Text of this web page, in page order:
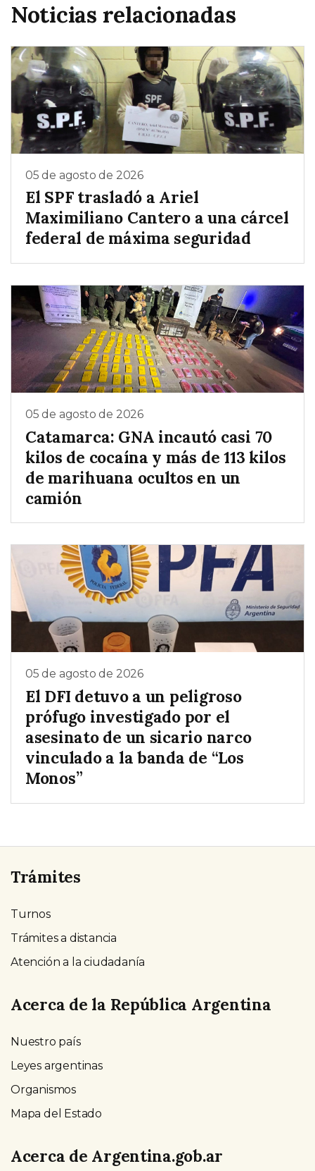
Noticias relacionadas
05 de agosto de 2026
El SPF trasladó a Ariel
Maximiliano Cantero a una cárcel
federal de máxima seguridad
05 de agosto de 2026
Catamarca: GNA incautó casi 70
kilos de cocaína y más de 113 kilos
de marihuana ocultos en un
camión
05 de agosto de 2026
El DFI detuvo a un peligroso
prófugo investigado por el
asesinato de un sicario narco
vinculado a la banda de “Los
Monos”
Trámites
Turnos
Trámites a distancia
Atención a la ciudadanía
Acerca de la República Argentina
Nuestro país
Leyes argentinas
Organismos
Mapa del Estado
Acerca de Argentina.gob.ar